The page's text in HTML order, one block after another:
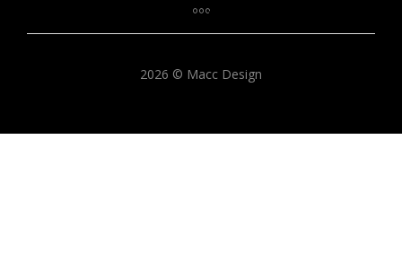
2026 © Macc Design